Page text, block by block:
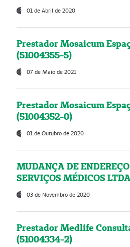
01 de Abril de 2020
Prestador Mosaicum
(51004355-5)
07 de Maio de 2021
Prestador Mosaicum
(51004352-0)
01 de Outubro de 2020
MUDANÇA DE
SERVIÇOS MÉDICOS
03 de Novembro de 2020
Prestador Medlife
(51004334-2)